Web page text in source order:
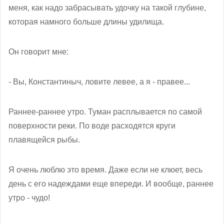
меня, как надо забрасывать удочку на такой глубине,
которая намного больше длины удилища.
Он говорит мне:
- Вы, Константиныч, ловите левее, а я - правее...
Раннее-раннее утро. Туман расплывается по самой
поверхности реки. По воде расходятся круги
плавящейся рыбы.
Я очень люблю это время. Даже если не клюет, весь
день с его надеждами еще впереди. И вообще, раннее
утро - чудо!